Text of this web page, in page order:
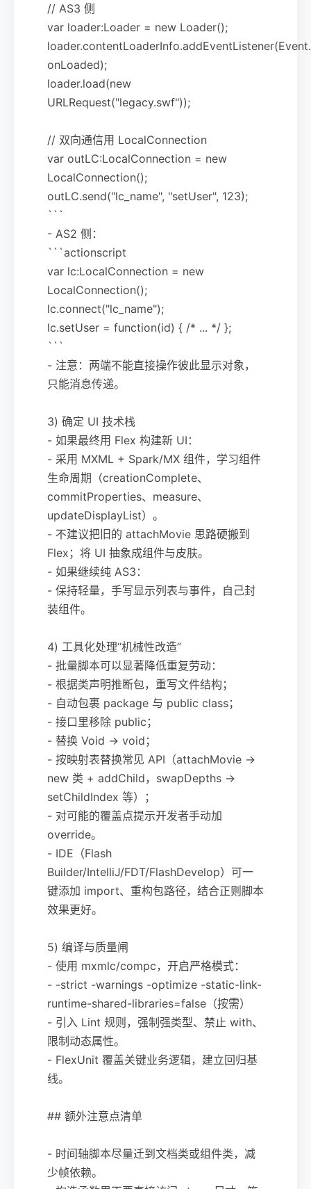
// AS3 侧
var loader:Loader = new Loader();
onLoaded);
loader.load(new
URLRequest("legacy.swf"));
// 双向通信用 LocalConnection
var outLC:LocalConnection = new
LocalConnection();
outLC.send("lc_name", "setUser", 123);
```
- AS2 侧：
```actionscript
var lc:LocalConnection = new
LocalConnection();
lc.connect("lc_name");
lc.setUser = function(id) { /* ... */ };
```
- 注意：两端不能直接操作彼此显示对象，
只能消息传递。
3) 确定 UI 技术栈
- 如果最终用 Flex 构建新 UI：
- 采用 MXML + Spark/MX 组件，学习组件
生命周期（creationComplete、
commitProperties、measure、
updateDisplayList）。
- 不建议把旧的 attachMovie 思路硬搬到
Flex；将 UI 抽象成组件与皮肤。
- 如果继续纯 AS3：
- 保持轻量，手写显示列表与事件，自己封
装组件。
4) 工具化处理“机械性改造”
- 批量脚本可以显著降低重复劳动：
- 根据类声明推断包，重写文件结构；
- 自动包裹 package 与 public class；
- 接口里移除 public；
- 替换 Void -> void；
- 按映射表替换常见 API（attachMovie ->
new 类 + addChild，swapDepths ->
setChildIndex 等）；
- 对可能的覆盖点提示开发者手动加
override。
- IDE（Flash
Builder/IntelliJ/FDT/FlashDevelop）可一
键添加 import、重构包路径，结合正则脚本
效果更好。
5) 编译与质量闸
- 使用 mxmlc/compc，开启严格模式：
- -strict -warnings -optimize -static-link-
runtime-shared-libraries=false（按需）
- 引入 Lint 规则，强制强类型、禁止 with、
限制动态属性。
- FlexUnit 覆盖关键业务逻辑，建立回归基
线。
## 额外注意点清单
- 时间轴脚本尽量迁到文档类或组件类，减
少帧依赖。